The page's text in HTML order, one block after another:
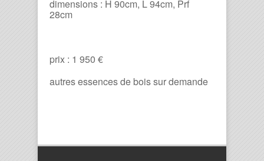
dimensions : H 90cm, L 94cm, Prf
28cm
prix : 1 950 €
autres essences de bois sur demande